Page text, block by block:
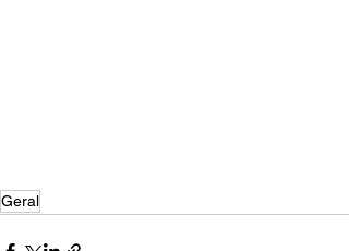
Geral